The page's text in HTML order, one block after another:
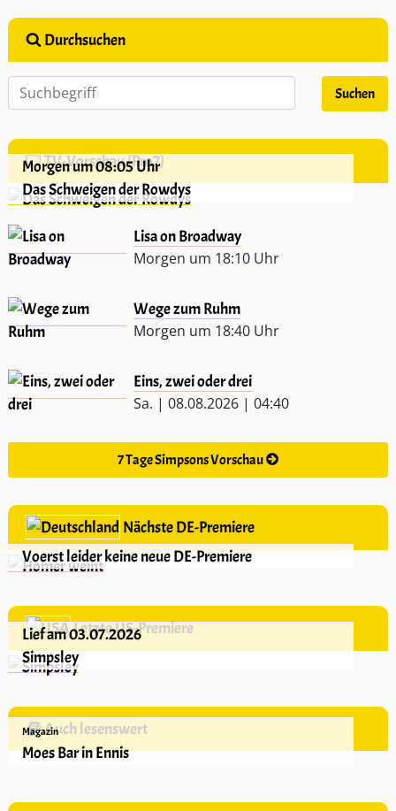
Durchsuchen
TV-Vorschau (Pro7)
Morgen um 08:05 Uhr
Das Schweigen der Rowdys
Lisa on Broadway
Morgen um 18:10 Uhr
Wege zum Ruhm
Morgen um 18:40 Uhr
Eins, zwei oder drei
Sa. | 08.08.2026 | 04:40
7 Tage Simpsons Vorschau
Nächste DE-Premiere
Voerst leider keine neue DE-Premiere
Letzte US-Premiere
Lief am 03.07.2026
Simpsley
Auch lesenswert
Magazin
Moes Bar in Ennis